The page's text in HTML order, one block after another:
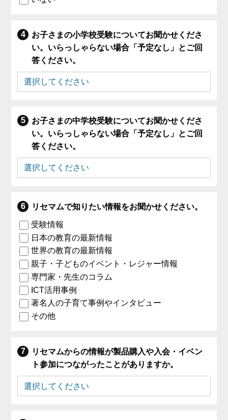
お子さまの小学校受験についてお聞かせくださ
い。いらっしゃらない場合「予定なし」とご回
答ください。
お子さまの中学校受験についてお聞かせくださ
い。いらっしゃらない場合「予定なし」とご回
答ください。
リセマムで知りたい情報をお聞かせください。
受験情報
日本の教育の最新情報
世界の教育の最新情報
親子・子どものイベント・レジャー情報
専門家・先生のコラム
ICT活用事例
著名人の子育て事例やインタビュー
その他
リセマムからの情報が製品購入や入会・イベン
ト参加につながったことがありますか。